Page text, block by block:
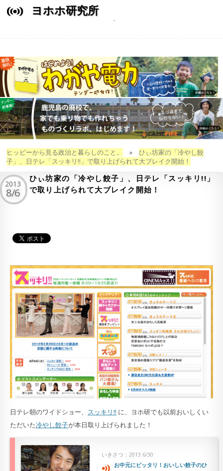
ヨホホ研究所
ヒッピーから見る政治と暮らしのこと。 » ひぃ坊家の「冷やし餃
子」、日テレ「スッキリ!!」で取り上げられて大ブレイク開始！
ひぃ坊家の「冷やし餃子」、日テレ「スッキリ!!」
で取り上げられて大ブレイク開始！
2013
8/6
日テレ朝のワイドショー、 スッキリ!! に、ヨホ研でも以前おいしくい
ただいた冷やし餃子が本日取り上げられました！
いきさつ：2013.6/30
お中元にピッタリ！おいしい餃子のひ